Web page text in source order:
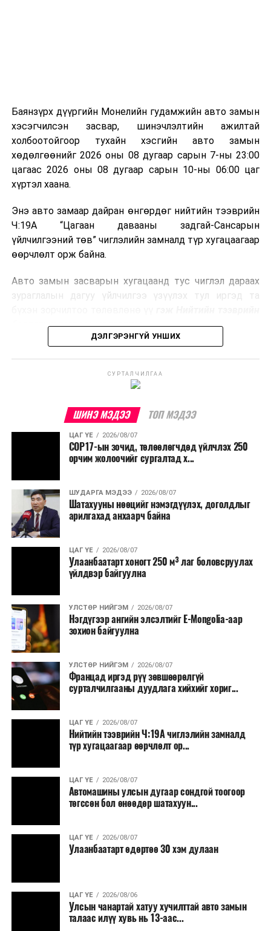
болон дулааны эрчим хүч үйлдвэрлэхэд ашиглаж
болдог. Зарим технологийн хувьд шаталтын дараа
үлдэх үнснээс фосфор зэрэг ашигт эрдсийг сэргээн
авах боломжтой аж.
Япон, Герман, Швейцар, Нидерланд, Өмнөд Солонгос
зэрэг улс лаг хатаах, шатаах технологийг ашиглаж
байна. Тухайлбал, Германд лаг шатаах үйлдвэрээс
гарсан үнснээс фосфор сэргээн авах технологи
ашигладаг бол Нидерландад төвлөрсөн лаг
боловсруулах үйлдвэрүүдээр дулаан, цахилгаан
Ийнхүү лаг хатаах, шатаах технологийг лагийн
улсад өргөн ашиглаж байна.
Баянзүрх дүүргийн Монелийн гудамжийн авто замын
хэсэгчилсэн засвар, шинэчлэлтийн ажилтай
холбоотойгоор тухайн хэсгийн авто замын
хөдөлгөөнийг 2026 оны 08 дугаар сарын 7-ны 23:00
цагаас 2026 оны 08 дугаар сарын 10-ны 06:00 цаг
хүртэл хаана.
Энэ авто замаар дайран өнгөрдөг нийтийн тээврийн
Ч:19А “Цагаан давааны задгай-Сансарын
үйлчилгээний төв” чиглэлийн замналд түр хугацаагаар
өөрчлөлт орж байна.
Авто замын засварын хугацаанд тус чиглэл дараах
зураглалын дагуу үйлчилгээ үзүүлэх тул иргэд та
бодлогын газраас мэдээллээ.
ДЭЛГЭРЭНГҮЙ УНШИХ
СУРТАЛЧИЛГАА
ШИНЭ МЭДЭЭ ТОП МЭДЭЭ
ЦАГ ҮЕ 2026/08/07
COP17-ын зочид, төлөөлөгчдөд үйлчлэх 250
орчим жолоочийг сургалтад х...
ШУДАРГА МЭДЭЭ 2026/08/07
Шатахууны нөөцийг нэмэгдүүлэх, доголдлыг
арилгахад анхаарч байна
ЦАГ ҮЕ 2026/08/07
Улаанбаатарт хоногт 250 м³ лаг боловсруулах
үйлдвэр байгуулна
УЛСТӨР НИЙГЭМ 2026/08/07
Нэгдүгээр ангийн элсэлтийг E-Mongolia-аар
зохион байгуулна
УЛСТӨР НИЙГЭМ 2026/08/07
Францад иргэд рүү зөвшөөрөлгүй
сурталчилгааны дуудлага хийхийг хориг...
ЦАГ ҮЕ 2026/08/07
Нийтийн тээврийн Ч:19А чиглэлийн замналд
түр хугацаагаар өөрчлөлт ор...
ЦАГ ҮЕ 2026/08/07
Автомашины улсын дугаар сондгой тоогоор
төгссөн бол өнөөдөр шатахуун...
ЦАГ ҮЕ 2026/08/07
Улаанбаатарт өдөртөө 30 хэм дулаан
ЦАГ ҮЕ 2026/08/06
Улсын чанартай хатуу хучилттай авто замын
талаас илүү хувь нь 13-аас...